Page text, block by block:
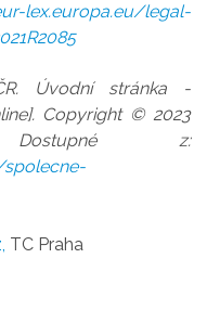
lex.europa.eu/legal-
Úvodní stránka -
Copyright © 2023
z:
TC Praha